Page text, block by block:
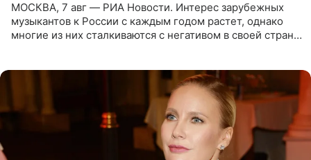
МОСКВА, 7 авг — РИА Новости. Интерес зарубежных
музыкантов к России с каждым годом растет, однако
многие из них сталкиваются с негативом в своей стране